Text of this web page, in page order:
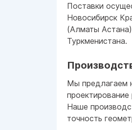
Поставки
Новосибирск
(Алматы
Туркменистана.
Мы предлагаем
Наше
точность